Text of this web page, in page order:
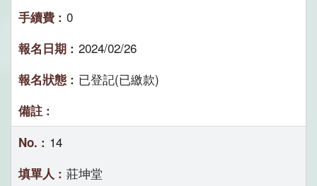
0
2024/02/26
已登記(已繳款)
14
莊坤堂